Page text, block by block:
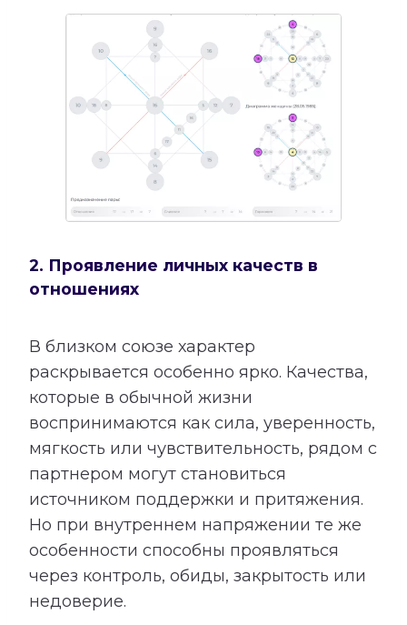
2. Проявление личных качеств в
отношениях
В близком союзе характер
раскрывается особенно ярко. Качества,
которые в обычной жизни
воспринимаются как сила, уверенность,
мягкость или чувствительность, рядом с
партнером могут становиться
источником поддержки и притяжения.
Но при внутреннем напряжении те же
особенности способны проявляться
через контроль, обиды, закрытость или
недоверие.